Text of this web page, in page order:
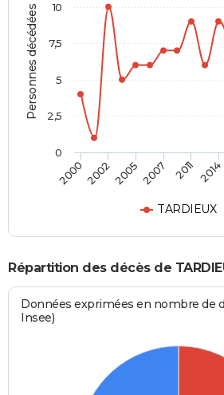
Personnes décédées
TARDIEUX
2000200220052007 2011 2014
0
2,5
5
7,5
10
Répartition des décès de
Données exprimées en nombre de
Insee)